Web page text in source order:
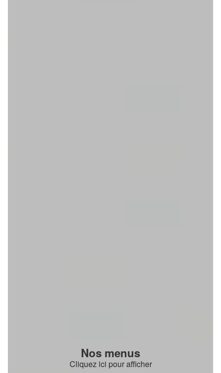
Nos menus
Cliquez ici pour afficher